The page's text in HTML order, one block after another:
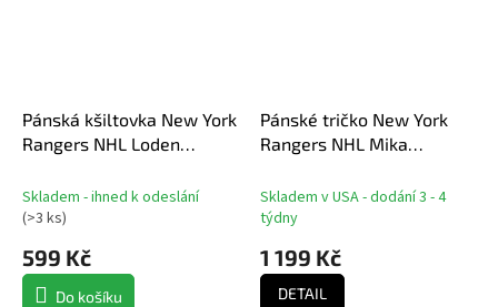
Pánská kšiltovka New York
Rangers NHL Loden
Brim Cap
Skladem - ihned k odeslání
(>3 ks)
599 Kč
Do košíku
Pánské tričko New York
Rangers NHL Mika
Stack Name & Number T-
Shirt - Blue
Skladem v USA - dodání 3 - 4
týdny
1 199 Kč
DETAIL